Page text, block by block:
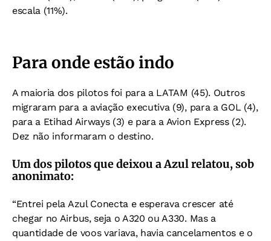
escala (11%).
Para onde estão indo
A maioria dos pilotos foi para a LATAM (45). Outros
migraram para a aviação executiva (9), para a GOL (4),
para a Etihad Airways (3) e para a Avion Express (2).
Dez não informaram o destino.
Um dos pilotos que deixou a Azul relatou, sob
anonimato:
“Entrei pela Azul Conecta e esperava crescer até
chegar no Airbus, seja o A320 ou A330. Mas a
quantidade de voos variava, havia cancelamentos e o